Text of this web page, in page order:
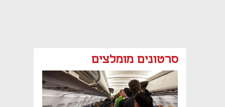
סרטונים מומלצים